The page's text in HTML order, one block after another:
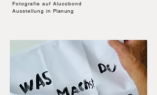
Fotografie auf Alucobond
Ausstellung in Planung